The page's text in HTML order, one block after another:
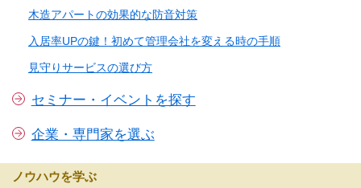
木造アパートの効果的な防音対策
入居率UPの鍵！初めて管理会社を変える時の手順
見守りサービスの選び方
セミナー・イベントを探す
企業・専門家を選ぶ
ノウハウを学ぶ